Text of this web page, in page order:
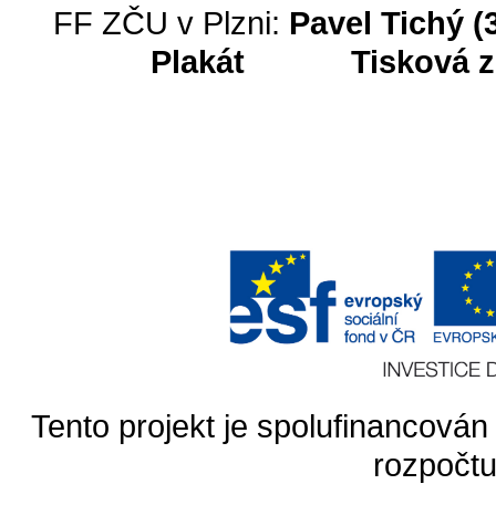
FF ZČU v Plzni: Pavel Tichý
Plakát
Tisková
Tento projekt je